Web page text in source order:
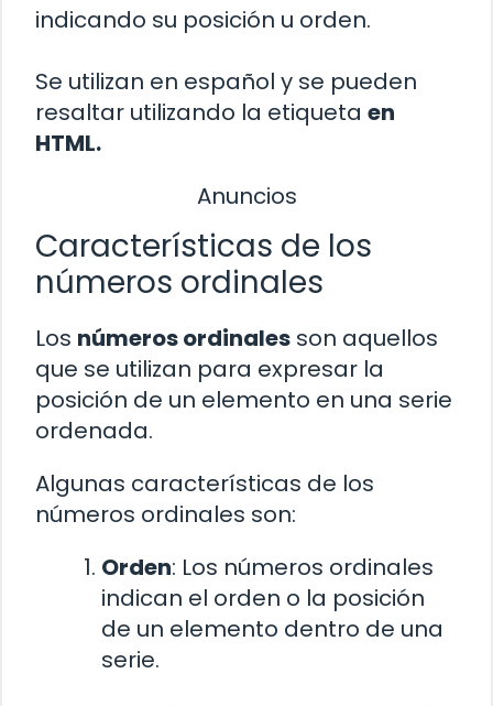
indicando su posición u orden.
Se utilizan en español y se pueden
resaltar utilizando la etiqueta en
HTML.
Anuncios
Características de los
números ordinales
Los números ordinales son aquellos
que se utilizan para expresar la
posición de un elemento en una serie
ordenada.
Algunas características de los
números ordinales son:
Orden: Los números ordinales
indican el orden o la posición
de un elemento dentro de una
serie.